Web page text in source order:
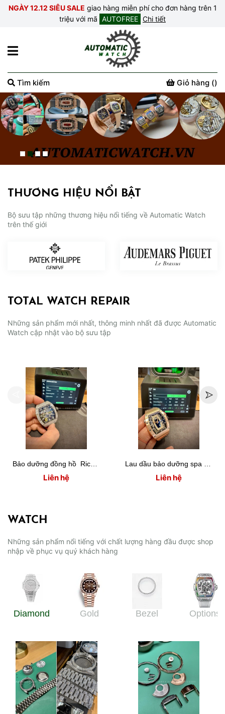
NGÀY 12.12 SIÊU SALE giao hàng miễn phí cho đơn hàng trên 1
triệu với mã AUTOFREE Chi tiết
Tìm kiếm Giỏ hàng ()
THƯƠNG HIỆU NỔI BẬT
Bộ sưu tập những thương hiệu nổi tiếng về Automatic Watch
trên thế giới
TOTAL WATCH REPAIR
Những sản phẩm mới nhất, thông minh nhất đã được Automatic
Watch cập nhật vào bộ sưu tập
Bảo dưỡng đồng hồ Richard Mille RM030
Liên hệ
Lau dầu bảo dưỡng spa đánh bóng Richard Mille RM037
Liên hệ
WATCH
Những sản phẩm nổi tiếng với chất lượng hàng đầu được shop
nhập về phục vụ quý khách hàng
Diamond
Gold
Bezel
Options